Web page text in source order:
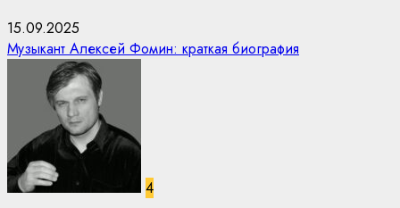
15.09.2025
Музыкант Алексей Фомин: краткая биография
4